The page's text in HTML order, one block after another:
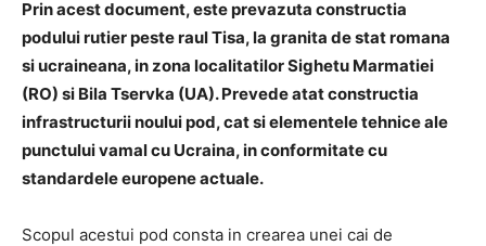
Prin acest document, este prevazuta constructia
podului rutier peste raul Tisa, la granita de stat romana
si ucraineana, in zona localitatilor Sighetu Marmatiei
(RO) si Bila Tservka (UA). Prevede atat constructia
infrastructurii noului pod, cat si elementele tehnice ale
punctului vamal cu Ucraina, in conformitate cu
standardele europene actuale.
Scopul acestui pod consta in crearea unei cai de